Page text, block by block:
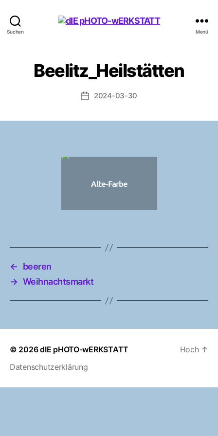
Suchen Menü
Beelitz_Heilstätten
Beitragsdatum
2024-03-30
Alte-Farbe
←
beeren
→ Weihnachtsmarkt
© 2026dIE pHOTO-wERKSTATT
Datenschutzerklärung
Hoch ↑